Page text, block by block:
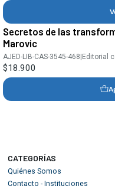
Secretos de las
Marovic
AJED-LIB-CAS-3545-468|Editorial
$18.900
CATEGORÍAS
Quiénes Somos
Contacto - Instituciones